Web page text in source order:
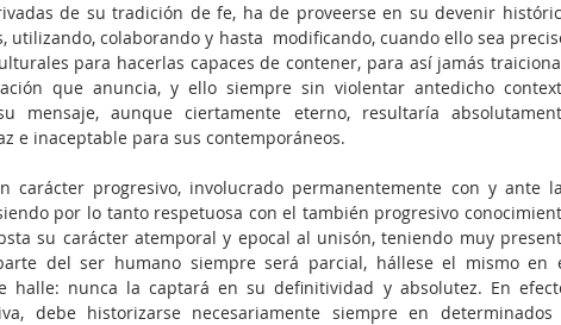
de su tradición de fe, ha de proveerse en su devenir
utilizando, colaborando y hasta  modificando, cuando ello sea
para hacerlas capaces de contener, para así jamás
que anuncia, y ello siempre sin violentar antedicho
mensaje, aunque ciertamente eterno, resultaría
e inaceptable para sus contemporáneos.
carácter progresivo, involucrado permanentemente con y ante
por lo tanto respetuosa con el también progresivo
su carácter atemporal y epocal al unisón, teniendo muy
del ser humano siempre será parcial, hállese el mismo en
halle: nunca la captará en su definitividad y absolutez. En
debe historizarse necesariamente siempre en determinados